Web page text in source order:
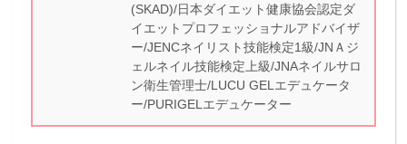
(SKAD)/日本ダイエット健康協会認定ダ
イエットプロフェッショナルアドバイザ
ー/JENCネイリスト技能検定1級/JNＡジ
ェルネイル技能検定上級/JNAネイルサロ
ン衛生管理士/LUCU GELエデュケータ
ー/PURIGELエデュケーター